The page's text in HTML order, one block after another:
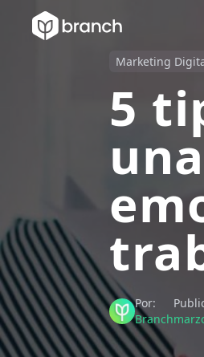
Marketing
5
Por:
Branch